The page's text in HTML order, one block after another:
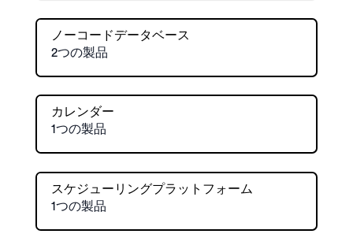
ノーコードデータベース
2つの製品
カレンダー
1つの製品
スケジューリングプラットフォーム
1つの製品